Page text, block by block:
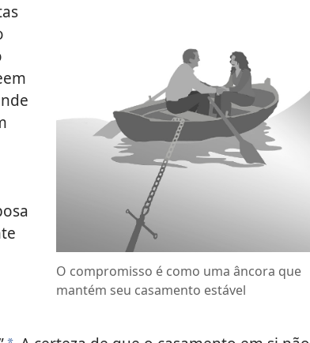
O compromisso é como uma âncora que
mantém seu casamento estável